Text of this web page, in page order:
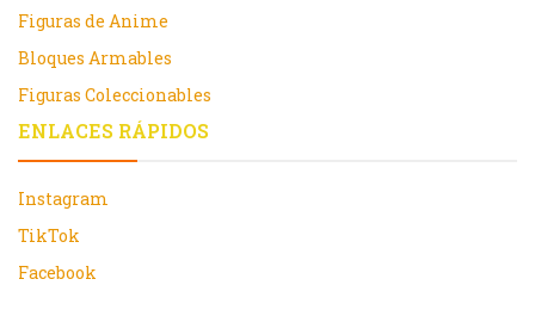
Figuras de Anime
Bloques Armables
Figuras Coleccionables
ENLACES RÁPIDOS
Instagram
TikTok
Facebook